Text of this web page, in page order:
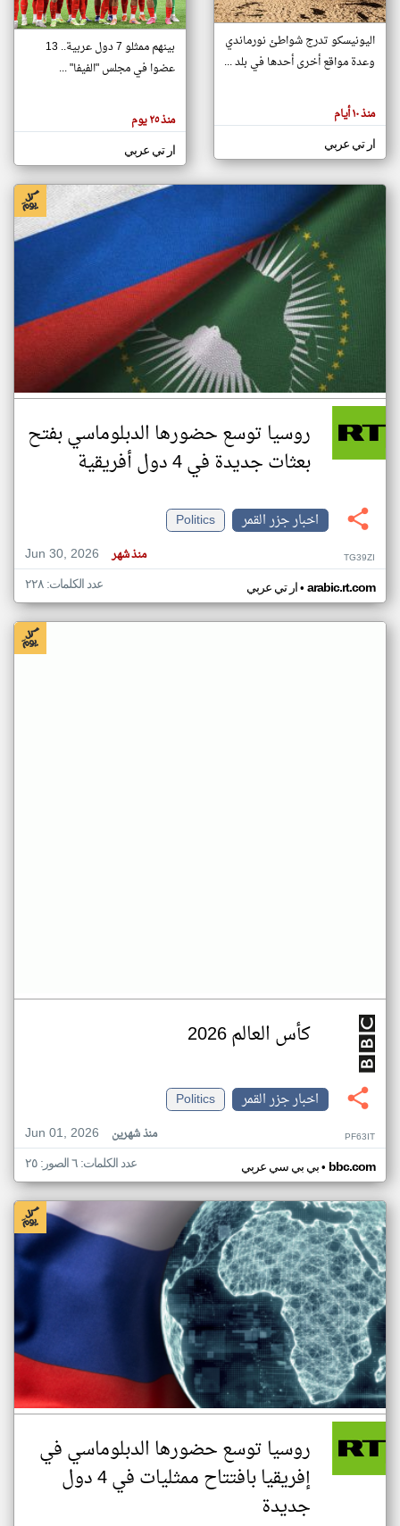
تغيير الدولة
اخبار جزر القمر على مدار الساعة
أهم اخبار جزر القمر العاجلة والمباشرة
هنا عن
وجهة
كاتبيها.
اليونيسكو تدرج شواطئ نورماندي
وعدة مواقع أخرى أحدها في بلد ...
منذ ١٠ أيام
ار تي عربي
بينهم ممثلو 7 دول عربية.. 13
عضوا في مجلس "الفيفا" ...
منذ ٢٥ يوم
ار تي عربي
روسيا توسع حضورها الدبلوماسي بفتح
بعثات جديدة في 4 دول أفريقية
اخبار جزر القمر
Politics
Jun 30, 2026
منذ شهر TG39ZI
ار تي عربي• arabic.rt.com عدد الكلمات: ٢٢٨
كأس العالم 2026
اخبار جزر القمر
Politics
Jun 01, 2026
منذ شهرين PF63IT
بي بي سي عربي• bbc.com عدد الكلمات: ٦ الصور: ٢٥
روسيا توسع حضورها الدبلوماسي في
إفريقيا بافتتاح ممثليات في 4 دول
جديدة
klyoum.com